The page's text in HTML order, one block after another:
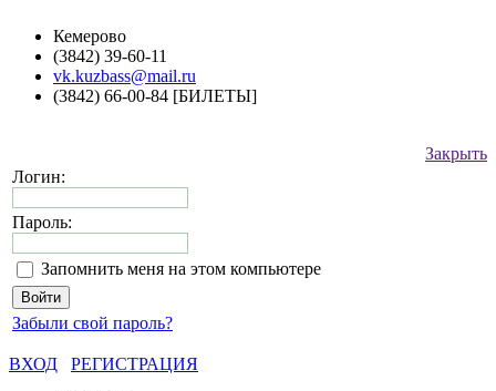
Кемерово
(3842) 39-60-11
vk.kuzbass@mail.ru
(3842) 66-00-84 [БИЛЕТЫ]
Закрыть
Логин:
Пароль:
Запомнить меня на этом компьютере
Забыли свой пароль?
ВХОД
РЕГИСТРАЦИЯ